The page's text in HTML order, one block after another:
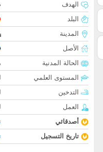
الهدف
البلد
المدينة
الأصل
الحالة المدنية
المستوى العلمي
التدخين
العمل
أصدقائي
تاريخ التسجيل